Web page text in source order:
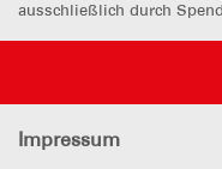
ausschließlich durch
Impressum